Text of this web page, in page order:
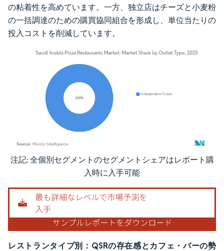
の粘着性を高めています。一方、独立店はチーズと小麦粉
の一括調達のための購買協同組合を形成し、単位当たりの
投入コストを削減しています。
画像 © Mordor Intelligence。再利用にはCC BY 4.0の表示が必要です。
注記: 全個別セグメントのセグメントシェアはレポート購
入時に入手可能
レストランタイプ別：QSRの存在感とカフェ・バーの勢